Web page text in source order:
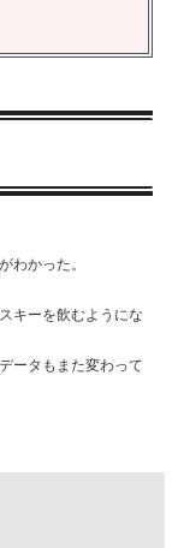
わかった。
キーを飲むようにな
ータもまた変わって